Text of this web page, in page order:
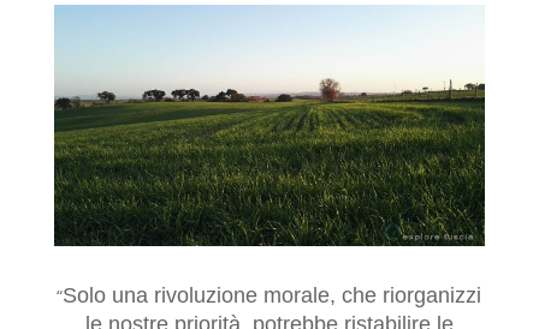
“Solo una rivoluzione morale, che riorganizzi